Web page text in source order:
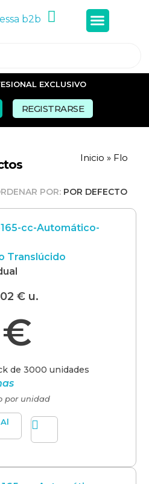
EXCLUSIVO
REGISTRARSE
Inicio » Flo
POR: POR DEFECTO
Translúcido
€u.
€
de 3000 unidades
por unidad